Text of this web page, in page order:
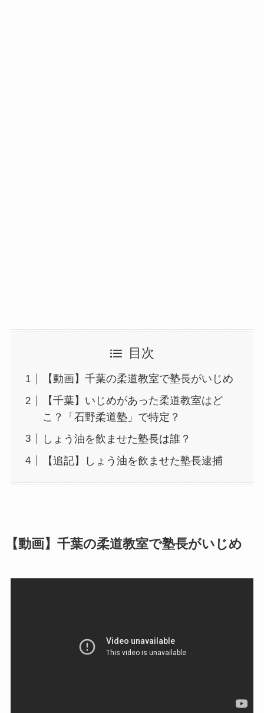
目次
【動画】千葉の柔道教室で塾長がいじめ
【千葉】いじめがあった柔道教室はど
こ？「石野柔道塾」で特定？
しょう油を飲ませた塾長は誰？
【追記】しょう油を飲ませた塾長逮捕
【動画】千葉の柔道教室で塾長がいじめ